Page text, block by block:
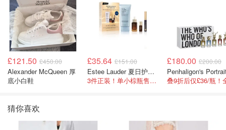
£121.50 £450.00
Alexander McQueen 厚
底小白鞋
£35.64 £151.00
Estee Lauder 夏日护肤彩妆礼盒
3件正装！单小棕瓶售价就要£65！
£180.00 £200.00
猜你喜欢